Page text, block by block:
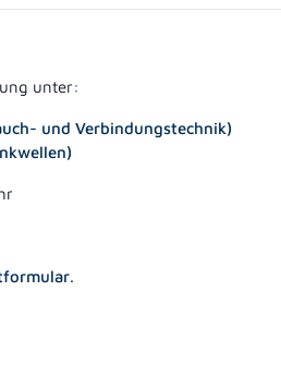
unter:
und Verbindungstechnik)
.